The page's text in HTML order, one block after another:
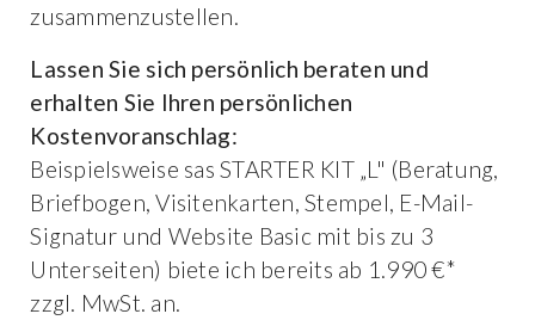
zusammenzustellen.
Lassen Sie sich persönlich beraten und
erhalten Sie Ihren persönlichen
Kostenvoranschlag:
Beispielsweise sas STARTER KIT „L" (Beratung,
Briefbogen, Visitenkarten, Stempel, E-Mail-
Signatur und Website Basic mit bis zu 3
Unterseiten) biete ich bereits ab 1.990 €*
zzgl. MwSt. an.